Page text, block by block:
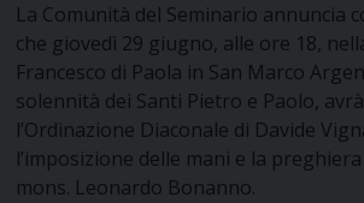
La Comunità del Seminario annuncia
che giovedì 29 giugno, alle ore 18,
Francesco di Paola in San Marco
solennità dei Santi Pietro e Paolo,
l’Ordinazione Diaconale di Davide
l’imposizione delle mani e la
mons. Leonardo Bonanno.